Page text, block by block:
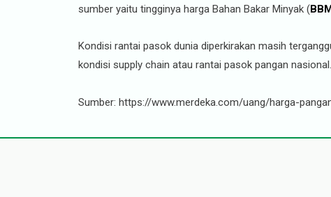
sumber yaitu tingginya harga Bahan Bakar Minyak (
Kondisi rantai pasok dunia diperkirakan masih
kondisi supply chain atau rantai pasok pangan
Sumber: https://www.merdeka.com/uang/harga-